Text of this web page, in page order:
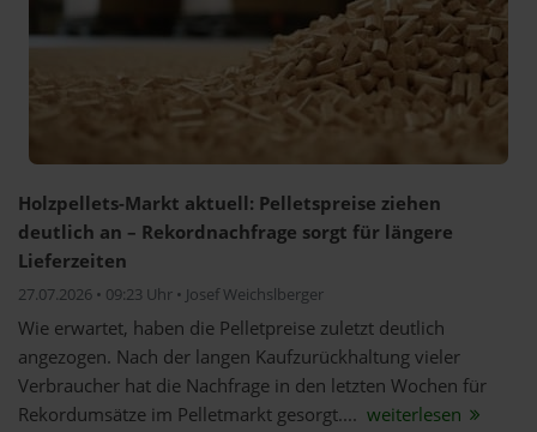
Holzpellets-Markt aktuell: Pelletspreise ziehen
deutlich an – Rekordnachfrage sorgt für längere
Lieferzeiten
27.07.2026 • 09:23 Uhr • Josef Weichslberger
Wie erwartet, haben die Pelletpreise zuletzt deutlich
angezogen. Nach der langen Kaufzurückhaltung vieler
Verbraucher hat die Nachfrage in den letzten Wochen für
Rekordumsätze im Pelletmarkt gesorgt.... weiterlesen